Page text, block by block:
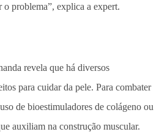
o problema”, explica a expert.
revela que há diversos
para cuidar da pele. Para combater
de bioestimuladores de colágeno ou
auxiliam na construção muscular.